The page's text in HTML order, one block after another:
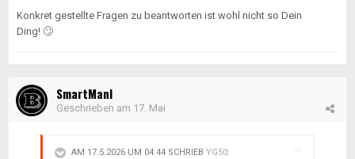
Konkret gestellte Fragen zu beantworten ist wohl nicht so Dein
Ding! 🙄
SmartManI
Geschrieben am 17. Mai
AM 17.5.2026 UM 04:44 SCHRIEB YG50: